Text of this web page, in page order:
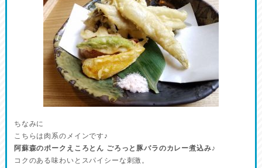
ちなみに
こちらは肉系のメインです♪
阿蘇森のポークえころとん ごろっと豚バラのカレー煮込み♪
コクのある味わいとスパイシーな刺激。